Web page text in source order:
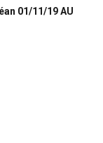
01/11/19 AU